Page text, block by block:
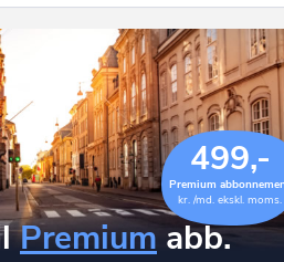
499,-
Premium
kr. /md. ekskl. moms.
Premium abb.